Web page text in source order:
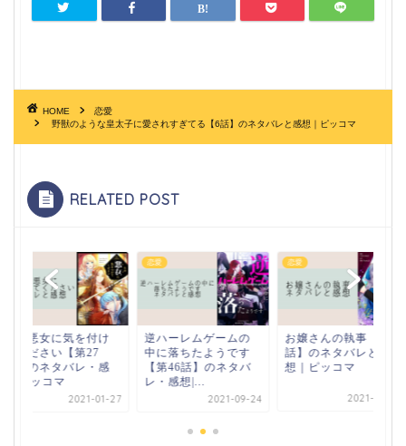
HOME
恋愛
野獣のような皇太子に愛されすぎてる【6話】のネタバレと感想｜ピッコマ
RELATED POST
逆ハーレムゲームの
中に落ちたようです
【第46話】のネタバ
レ・感想|...
2021-09-24
恋愛
お嬢さんの執事【34
話】のネタバレと感
想｜ピッコマ
2021-02-28
恋愛
その悪女に気を付け
てください【第27
話】のネタバレ・感
2021-01-27